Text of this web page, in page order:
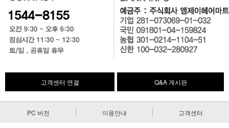
고객센터 연결 Q&A 게시판
PC 버전 이용안내 고객센터